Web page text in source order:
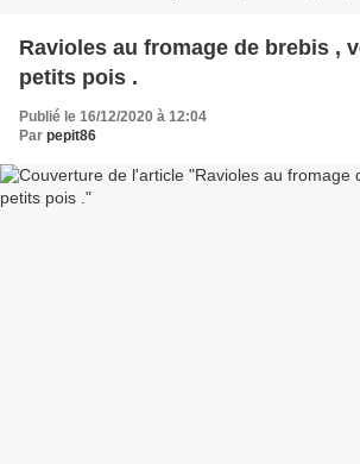
Ravioles au fromage de brebis ,
petits pois .
Publié le 16/12/2020 à 12:04
Par pepit86